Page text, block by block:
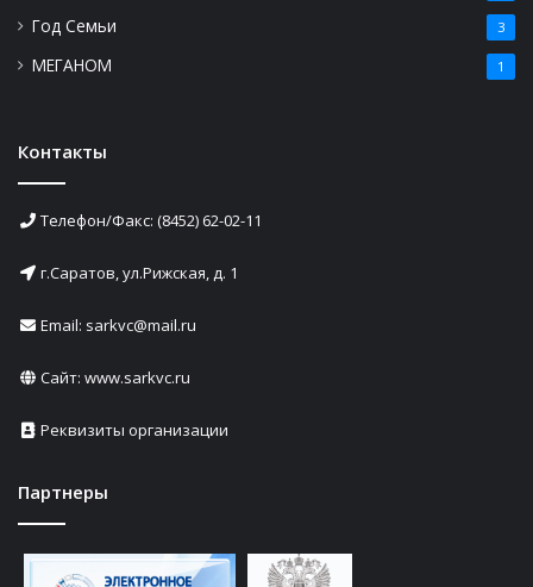
Год Семьи 3
МЕГАНОМ 1
Контакты
Телефон/Факс: (8452) 62-02-11
г.Саратов, ул.Рижская, д. 1
Email: sarkvc@mail.ru
Сайт: www.sarkvc.ru
Реквизиты организации
Партнеры